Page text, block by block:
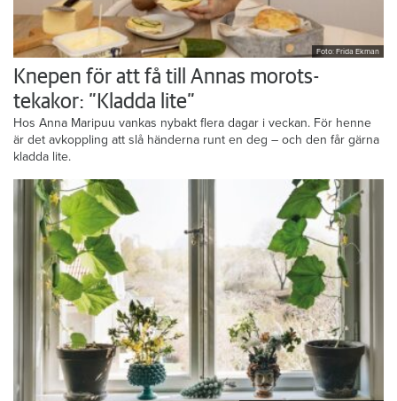
Foto: Frida Ekman
Knepen för att få till Annas morots-
tekakor: ”Kladda lite”
Hos Anna Maripuu vankas nybakt flera dagar i veckan. För henne
är det avkoppling att slå händerna runt en deg – och den får gärna
kladda lite.